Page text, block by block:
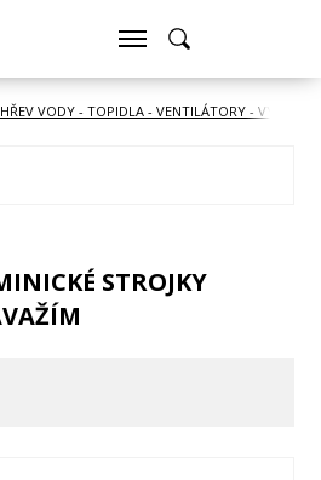
VODY - TOPIDLA - VENTILÁTORY -
STROJKY